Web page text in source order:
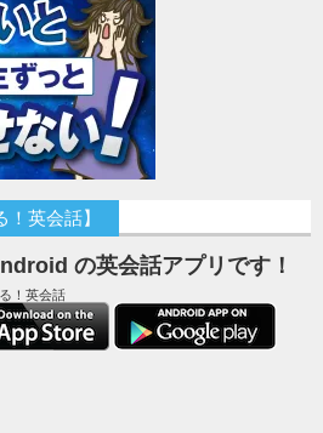
英会話】
の英会話アプリです！
！英会話